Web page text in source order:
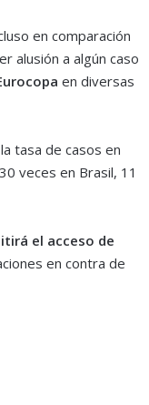
en comparación
alusión a algún caso
en diversas
tasa de casos en
veces en Brasil, 11
el acceso de
en contra de